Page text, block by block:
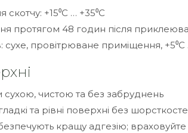
+15⁰С … +35⁰С
протягом 48 годин після
сухе, провітрюване приміщення, +5⁰С
чистою та без забруднень
та рівні поверхні без
кращу адгезію;